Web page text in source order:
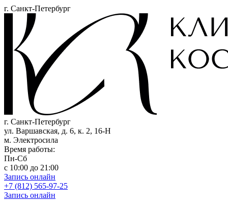
г. Санкт-Петербург
г. Санкт-Петербург
ул. Варшавская, д. 6, к. 2, 16-Н
м. Электросила
Время работы:
Пн-Сб
с 10:00 до 21:00
Запись онлайн
+7 (812) 565-97-25
Запись онлайн